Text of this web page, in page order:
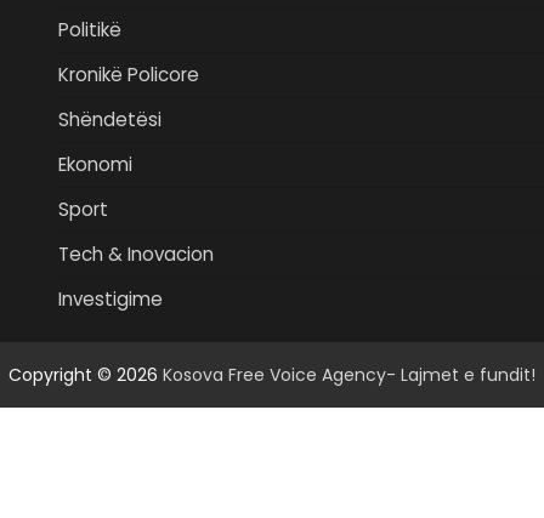
Politikë
Kronikë Policore
Shëndetësi
Ekonomi
Sport
Tech & Inovacion
Investigime